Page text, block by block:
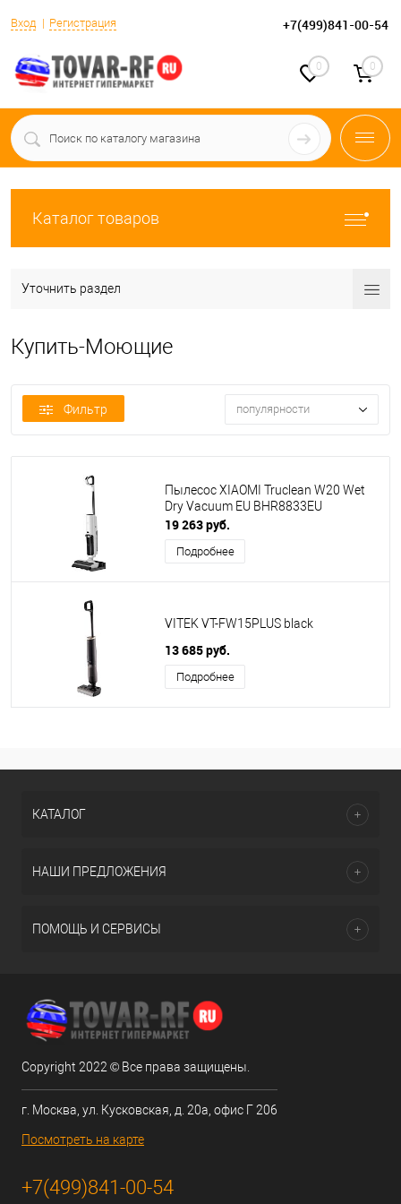
Вход Регистрация +7(499)841-00-54
0 0
Каталог товаров
Уточнить раздел
Купить-Моющие
Фильтр популярности
Пылесос XIAOMI Truclean W20 Wet
Dry Vacuum EU BHR8833EU
19 263 руб.
Подробнее
VITEK VT-FW15PLUS black
13 685 руб.
Подробнее
КАТАЛОГ
НАШИ ПРЕДЛОЖЕНИЯ
ПОМОЩЬ И СЕРВИСЫ
Copyright 2022 © Все права защищены.
г. Москва, ул. Кусковская, д. 20а, офис Г 206
Посмотреть на карте
+7(499)841-00-54